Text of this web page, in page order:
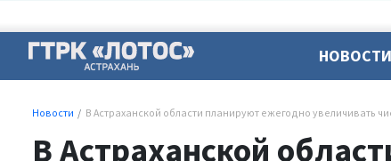
НОВОСТИ
Новости В Астраханской области планируют ежегодно увеличивать
В Астраханской